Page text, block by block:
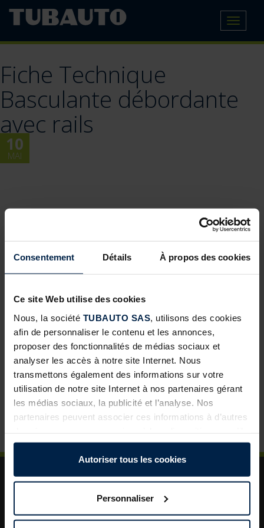
Consentement Détails À propos des cookies
Ce site Web utilise des cookies
Nous, la société TUBAUTO SAS , utilisons des cookies
afin de personnaliser le contenu et les annonces,
proposer des fonctionnalités de médias sociaux et
analyser les accès à notre site Internet. Nous
transmettons également des informations sur votre
utilisation de notre site Internet à nos partenaires gérant
les médias sociaux, la publicité et l’analyse. Nos
partenaires peuvent associer ces informations à d’autres
ont collectées dans le cadre de votre utilisation des
Légalement, nous pouvons stocker des cookies sur votre
fonctionnement de ce site. Pour tous les autres types de
cookies, nous avons besoin de votre autorisation. Vous
Autoriser tous les cookies
Personnaliser
Toggle
Fiche Technique
Basculante débordante
avec rails
10
MAI
BLOG
développement pour les négoces
Abris de jardin avec toit lounge : une solution à forte
valeur ajoutée pour vos clients
Porte de garage sectionnelle : un incontournable pour
développer vos ventes
La porte de garage : un levier de valorisation pour vos
projets clients
Plus de sécurité dans le jardin : un aménagement